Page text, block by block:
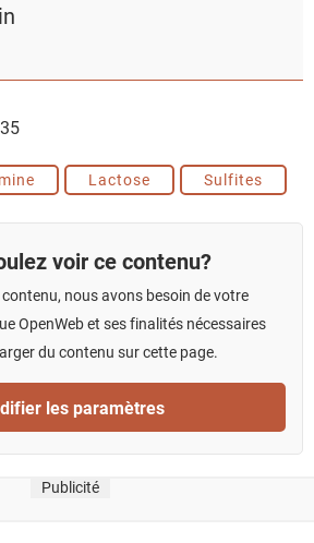
Lactose Sulfites
voir ce contenu?
nous avons besoin de votre
OpenWeb et ses finalités nécessaires
du contenu sur cette page.
les paramètres
Publicité